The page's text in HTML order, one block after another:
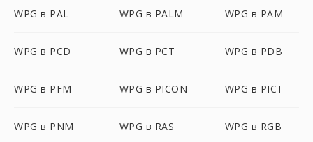
WPG в PAL WPG в PALM WPG в PAM
WPG в PCD WPG в PCT WPG в PDB
WPG в PFM WPG в PICON WPG в PICT
WPG в PNM WPG в RAS WPG в RGB